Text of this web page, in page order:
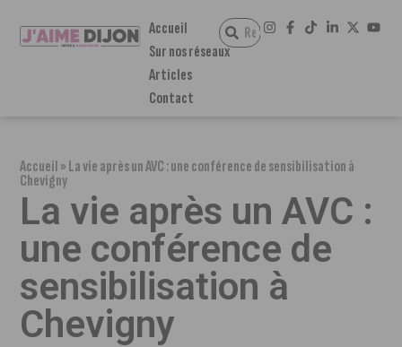
Accueil
Sur nos réseaux
Articles
Contact
Accueil»La vie après un AVC : une conférence de sensibilisation à
Chevigny
La vie après un AVC :
une conférence de
sensibilisation à
Chevigny